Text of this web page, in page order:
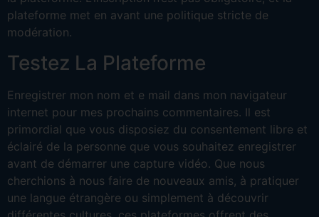
plateforme met en avant une politique stricte de
modération.
Testez La Plateforme
Enregistrer mon nom et e mail dans mon navigateur
internet pour mes prochains commentaires. Il est
primordial que vous disposiez du consentement libre et
éclairé de la personne que vous souhaitez enregistrer
avant de démarrer une capture vidéo. Que nous
cherchions à nous faire de nouveaux amis, à pratiquer
une langue étrangère ou simplement à découvrir